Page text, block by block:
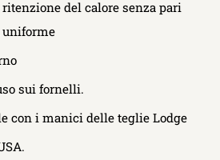
del calore senza pari
uniforme
sui fornelli.
con i manici delle teglie Lodge